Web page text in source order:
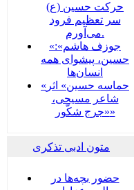
حرکت حسین (ع)
سر تعظیم فرود
می‌آورم.
«جوزف هاشم»:
حسین، پیشوای همه
انسان‌ها
«حماسه حسین» اثر
شاعر مسیحی،
«جرج شکّور»
متون ادبی تذکری
حضور بچه‌‌‌ها در